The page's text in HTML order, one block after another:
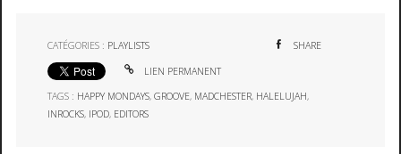
CATÉGORIES : PLAYLISTS SHARE
LIEN PERMANENT
TAGS : HAPPY MONDAYS,GROOVE, MADCHESTER, HALELUJAH,
INROCKS, IPOD, EDITORS